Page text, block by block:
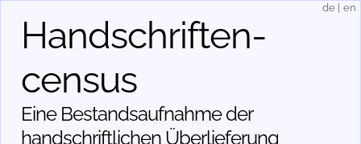
Handschriften­
census
Eine Bestandsaufnahme der
handschriftlichen Über­lieferung
de en